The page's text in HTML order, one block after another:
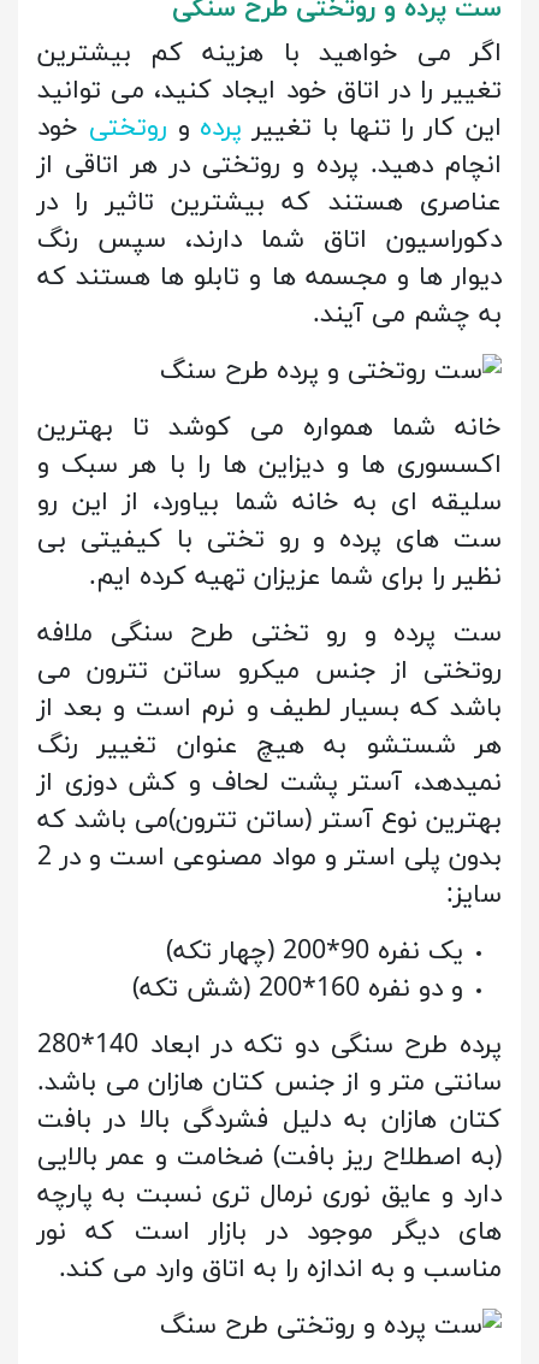
ست پرده و روتختی طرح سنگی
اگر می خواهید با هزینه کم بیشترین
تغییر را در اتاق خود ایجاد کنید، می توانید
این کار را تنها با تغییر پرده و روتختی خود
انچام دهید. پرده و روتختی در هر اتاقی از
عناصری هستند که بیشترین تاثیر را در
دکوراسیون اتاق شما دارند، سپس رنگ
دیوار ها و مجسمه ها و تابلو ها هستند که
به چشم می آیند.
خانه شما همواره می کوشد تا بهترین
اکسسوری ها و دیزاین ها را با هر سبک و
سلیقه ای به خانه شما بیاورد، از این رو
ست های پرده و رو تختی با کیفیتی بی
نظیر را برای شما عزیزان تهیه کرده ایم.
ست پرده و رو تختی طرح سنگی ملافه
روتختی از جنس میکرو ساتن تترون می
باشد که بسیار لطیف و نرم است و بعد از
هر شستشو به هیچ عنوان تغییر رنگ
نمیدهد، آستر پشت لحاف و کش دوزی از
بهترین نوع آستر (ساتن تترون)می باشد که
بدون پلی استر و مواد مصنوعی است و در 2
سایز:
یک نفره 90*200 (چهار تکه)
و دو نفره 160*200 (شش تکه)
پرده طرح سنگی دو تکه در ابعاد 140*280
سانتی متر و از جنس کتان هازان می باشد.
کتان هازان به دلیل فشردگی بالا در بافت
(به اصطلاح ریز بافت) ضخامت و عمر بالایی
دارد و عایق نوری نرمال تری نسبت به پارچه
های دیگر موجود در بازار است که نور
مناسب و به اندازه را به اتاق وارد می کند.